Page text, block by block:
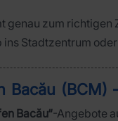
zum
Stadtzentrum
Bacău (BCM)
Bacău“-Angebote